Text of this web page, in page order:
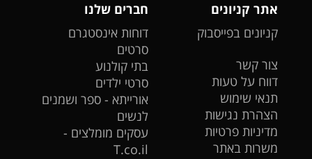
אתר קניונים
קניונים בפייסבוק
צור קשר
דווח על טעות
תנאי שימוש
הצהרת נגישות
מדיניות פרטיות
משרות באתר
חברים שלנו
דוחות אינסטגרם
סרטים
בתי קולנוע
סרטי ילדים
אורייתא - ספר ושמנים
לנשים
עסקים מומלצים -
T.co.il